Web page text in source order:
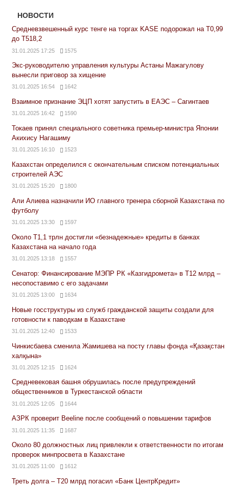
НОВОСТИ
Средневзвешенный курс тенге на торгах KASE подорожал на Т0,99
до Т518,2
31.01.2025 17:25 1575
Экс-руководителю управления культуры Астаны Мажагулову
вынесли приговор за хищение
31.01.2025 16:54 1642
Взаимное признание ЭЦП хотят запустить в ЕАЭС – Сагинтаев
31.01.2025 16:42 1590
Токаев принял специального советника премьер-министра Японии
Акихису Нагашиму
31.01.2025 16:10 1523
Казахстан определился с окончательным списком потенциальных
строителей АЭС
31.01.2025 15:20 1800
Али Алиева назначили ИО главного тренера сборной Казахстана по
футболу
31.01.2025 13:30 1597
Около Т1,1 трлн достигли «безнадежные» кредиты в банках
Казахстана на начало года
31.01.2025 13:18 1557
Сенатор: Финансирование МЭПР РК «Казгидромета» в Т12 млрд –
несопоставимо с его задачами
31.01.2025 13:00 1634
Новые госструктуры из служб гражданской защиты создали для
готовности к паводкам в Казахстане
31.01.2025 12:40 1533
Чинкисбаева сменила Жамишева на посту главы фонда «Қазақстан
халқына»
31.01.2025 12:15 1624
Средневековая башня обрушилась после предупреждений
общественников в Туркестанской области
31.01.2025 12:05 1644
АЗРК проверит Beeline после сообщений о повышении тарифов
31.01.2025 11:35 1687
Около 80 должностных лиц привлекли к ответственности по итогам
проверок минпросвета в Казахстане
31.01.2025 11:00 1612
Треть долга – Т20 млрд погасил «Банк ЦентрКредит»